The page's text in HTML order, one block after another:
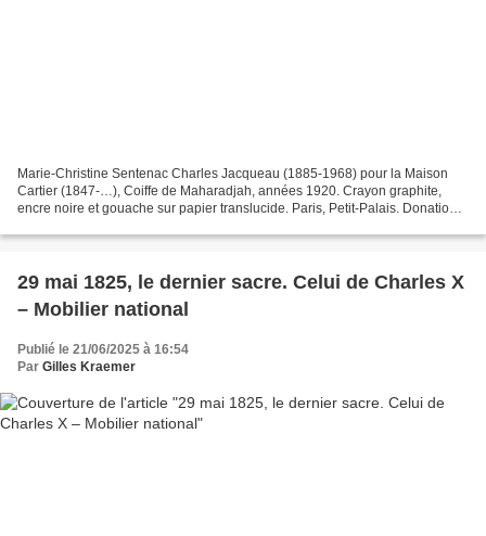
Marie-Christine Sentenac Charles Jacqueau (1885-1968) pour la Maison
Cartier (1847-…), Coiffe de Maharadjah, années 1920. Crayon graphite,
encre noire et gouache sur papier translucide. Paris, Petit-Palais. Donation
29 mai 1825, le dernier sacre. Celui de Charles X
– Mobilier national
Publié le 21/06/2025 à 16:54
Par Gilles Kraemer